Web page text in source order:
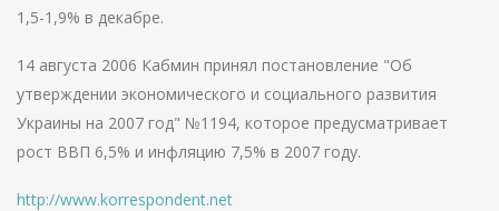
1,5-1,9% в декабре.
14 августа 2006 Кабмин принял постановление "Об
утверждении экономического и социального развития
Украины на 2007 год" №1194, которое предусматривает
рост ВВП 6,5% и инфляцию 7,5% в 2007 году.
http://www.korrespondent.net